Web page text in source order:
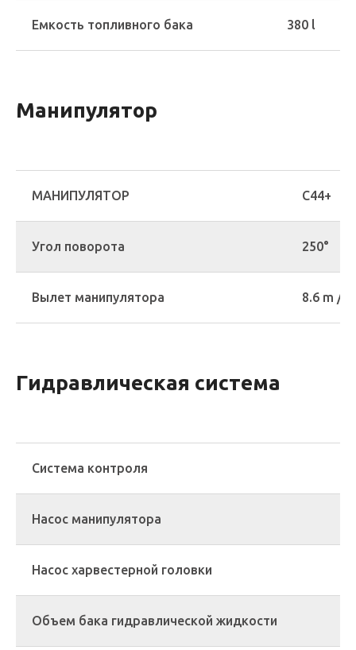
Eмкость топливного бака 380 l
Манипулятор
МАНИПУЛЯТОР C44+
Угол поворота 250°
Вылет манипулятора 8.6 m /
Гидравлическая система
Система контроля
Насос манипулятора
Насос харвестерной головки
Объем бака гидравлической жидкости